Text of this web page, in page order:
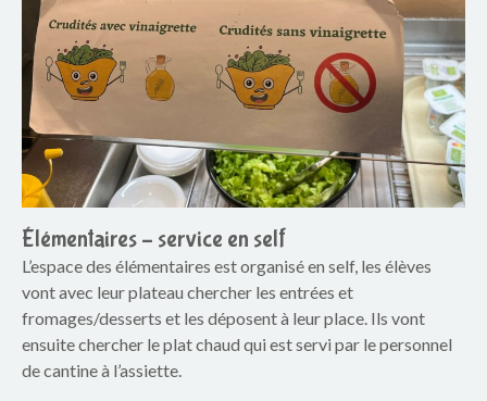
Élémentaires – service en self
L’espace des élémentaires est organisé en self, les élèves
vont avec leur plateau chercher les entrées et
fromages/desserts et les déposent à leur place. Ils vont
ensuite chercher le plat chaud qui est servi par le personnel
de cantine à l’assiette.